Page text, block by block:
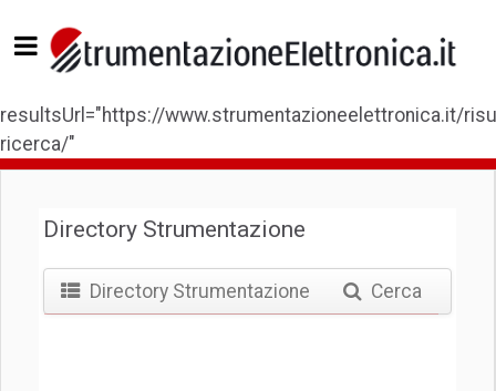
resultsUrl="https://www.strumentazioneelettronica.it/
ricerca/"
Directory Strumentazione
Directory Strumentazione Cerca